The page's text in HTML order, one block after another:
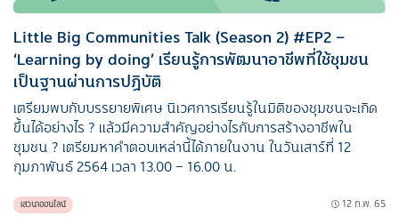
Little Big Communities Talk (Season 2) #EP2 –
‘Learning by doing’ เรียนรู้การพัฒนาอาชีพที่ใช้ชุมชน
เป็นฐานผ่านการปฏิบัติ
เตรียมพบกับบรรยายพิเศษ นิเวศการเรียนรู้ในมิติของชุมชนจะเกิด
ขึ้นได้อย่างไร ? แล้วมีความสำคัญอย่างไรกับการสร้างอาชีพใน
ชุมชน ? เตรียมหาคำตอบเหล่านี้ได้ภายในงาน ในวันเสาร์ที่ 12
กุมภาพันธ์ 2564 เวลา 13.00 – 16.00 น.
เสวนาออนไลน์ 12 ก.พ. 65